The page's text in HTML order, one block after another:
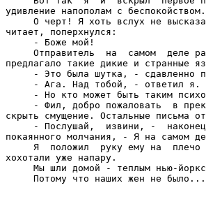
удивление напополам с
О черт! Я хоть вслух не
читает, поперхнулся:
     - Боже мой!
Отправитель  на  самом  деле
предлагало такие дикие и странные
- Это была шутка, - сдавленно
     - Ага. Над тобой, - ответил я.
- Но кто может быть таким
- Фил, добро пожаловать  в
скрыть смущение. Остальные письма
- Послушай,  извини, -
покаянного молчания, - Я на самом
Я  положил  руку ему на
хохотали уже напару.
Мы шли домой - теплым нью-
Потому что наших жен не